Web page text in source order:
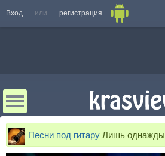
Вход или регистрация
Песни под гитару Лишь однажды